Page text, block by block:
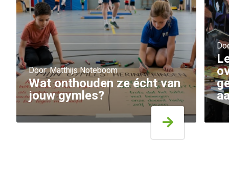
Door: Matthijs Noteboom
Wat onthouden ze écht van
jouw gymles?